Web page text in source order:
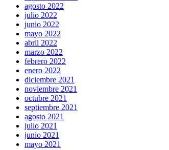
agosto 2022
julio 2022
junio 2022
mayo 2022
abril 2022
marzo 2022
febrero 2022
enero 2022
diciembre 2021
noviembre 2021
octubre 2021
septiembre 2021
agosto 2021
julio 2021
junio 2021
mayo 2021